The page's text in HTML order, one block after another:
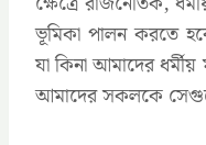
ভূমিকা পালন করতে
যা কিনা আমাদের
আমাদের সকলকে